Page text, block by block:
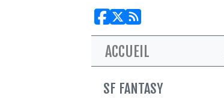
ACCUEIL
SF FANTASY